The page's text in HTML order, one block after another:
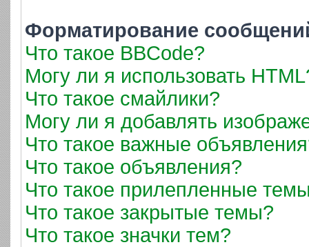
Форматирование
Что такое BBCode?
Могу ли я использовать
Что такое смайлики?
Могу ли я добавлять
Что такое важные
Что такое объявления?
Что такое прилепленные
Что такое закрытые темы?
Что такое значки тем?